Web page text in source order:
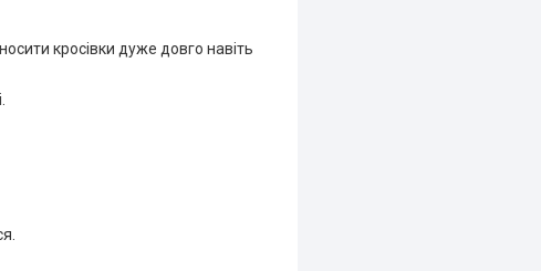
кросівки дуже довго навіть